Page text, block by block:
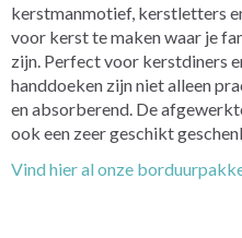
kerstmanmotief, kerstletters
voor kerst te maken waar je
zijn. Perfect voor kerstdiners
handdoeken zijn niet alleen
en absorberend. De
ook een zeer geschikt
Vind hier al onze